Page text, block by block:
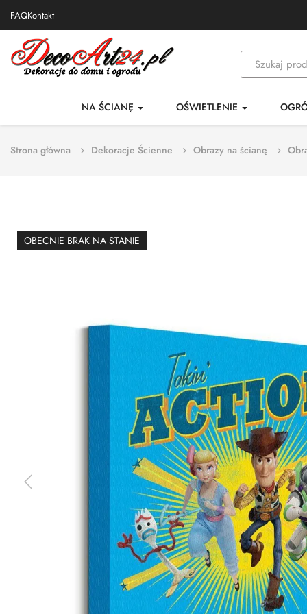
FAQKontakt
NA ŚCIANĘ OŚWIETLENIE
Strona główna Dekoracje Ścienne Obrazy na ścianę
OBECNIE BRAK NA STANIE